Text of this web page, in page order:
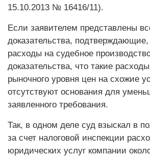
15.10.2013 № 16416/11).
Если заявителем представлены
доказательства,
расходы на судебное
доказательства, что такие
рыночного уровня цен на схожие
отсутствуют основания для
заявленного требования.
Так, в одном деле суд взыскал в
за счет налоговой инспекции
юридических услуг компании